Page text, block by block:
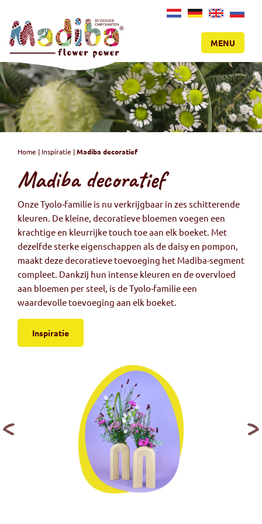
NL DE EN RU
MENU
Home | Inspiratie |Madiba decoratief
Madiba decoratief
Onze Tyolo-familie is nu verkrijgbaar in zes schitterende
kleuren. De kleine, decoratieve bloemen voegen een
krachtige en kleurrijke touch toe aan elk boeket. Met
dezelfde sterke eigenschappen als de daisy en pompon,
maakt deze decoratieve toevoeging het Madiba-segment
compleet. Dankzij hun intense kleuren en de overvloed
aan bloemen per steel, is de Tyolo-familie een
waardevolle toevoeging aan elk boeket.
Inspiratie